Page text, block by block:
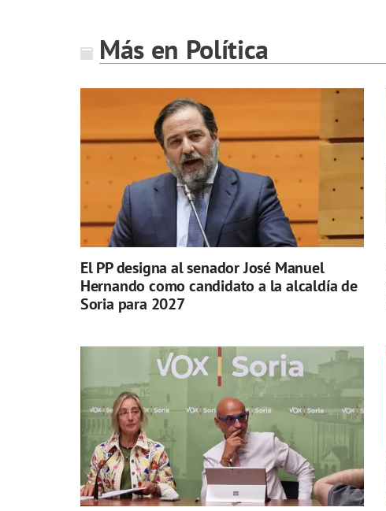
Más en Política
El PP designa al senador José Manuel
Hernando como candidato a la alcaldía de
Soria para 2027